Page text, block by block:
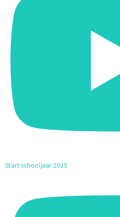
Start schooljaar 2025